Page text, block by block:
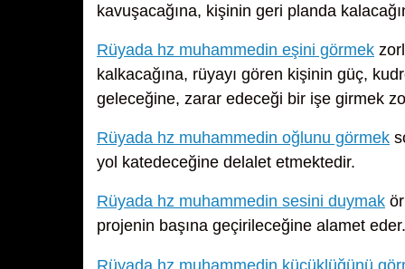
kavuşacağına, kişinin geri planda
Rüyada hz muhammedin eşini görmek
kalkacağına, rüyayı gören kişinin güç,
geleceğine, zarar edeceği bir işe girmek
Rüyada hz muhammedin oğlunu görmek
yol katedeceğine delalet etmektedir.
Rüyada hz muhammedin sesini duymak
projenin başına geçirileceğine alamet eder.
Rüyada hz muhammedin küçüklüğünü